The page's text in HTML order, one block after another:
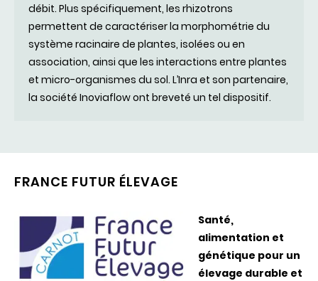
débit. Plus spécifiquement, les rhizotrons
permettent de caractériser la morphométrie du
système racinaire de plantes, isolées ou en
association, ainsi que les interactions entre plantes
et micro-organismes du sol. L’Inra et son partenaire,
la société Inoviaflow ont breveté un tel dispositif.
FRANCE FUTUR ÉLEVAGE
Santé,
alimentation et
génétique pour un
élevage durable et